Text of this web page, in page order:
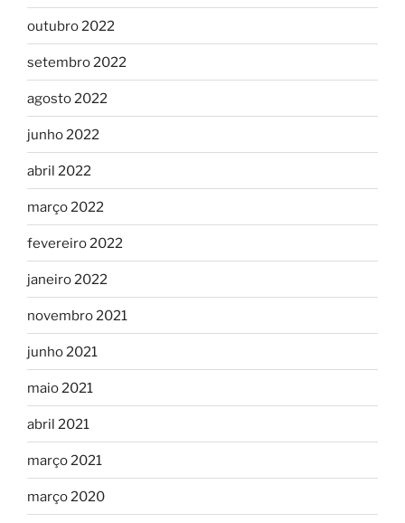
outubro 2022
setembro 2022
agosto 2022
junho 2022
abril 2022
março 2022
fevereiro 2022
janeiro 2022
novembro 2021
junho 2021
maio 2021
abril 2021
março 2021
março 2020